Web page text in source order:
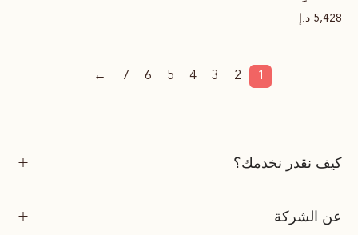
5,428 د.إ
1
2
3
4
5
6
7
←
كيف نقدر نخدمك؟
عن الشركة